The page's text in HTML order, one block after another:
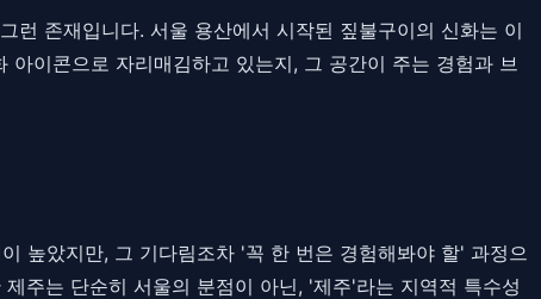
런 존재입니다. 서울 용산에서 시작된 짚불구이의 신화는 이
이콘으로 자리매김하고 있는지, 그 공간이 주는 경험과 브
높았지만, 그 기다림조차 '꼭 한 번은 경험해봐야 할' 과정으
주는 단순히 서울의 분점이 아닌, '제주'라는 지역적 특수성